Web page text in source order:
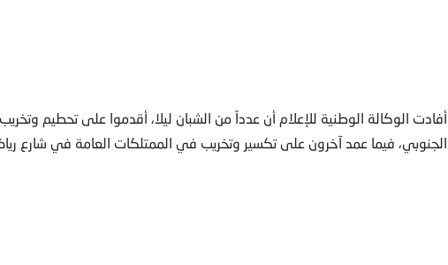
أفادت الوكالة الوطنية للإعلام أن عدداً من الشبان ليلا، أقدموا على تحطيم
الجنوبي، فيما عمد آخرون على تكسير وتخريب في الممتلكات العامة في شارع